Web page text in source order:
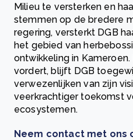
Milieu te versterken en
stemmen op de bredere
regering, versterkt DGB
het gebied van
ontwikkeling in
vordert, blijft DGB
verwezenlijken van zijn
veerkrachtiger toekomst
ecosystemen.
Neem contact met ons